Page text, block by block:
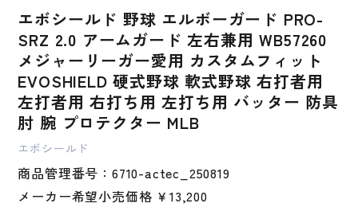
エボシールド 野球 エルボーガード PRO-
SRZ 2.0 アームガード 左右兼用 WB57260
メジャーリーガー愛用 カスタムフィット
EVOSHIELD 硬式野球 軟式野球 右打者用
左打者用 右打ち用 左打ち用 バッター 防具
肘 腕 プロテクター MLB
エボシールド
商品管理番号：6710-actec_250819
メーカー希望小売価格 ￥13,200